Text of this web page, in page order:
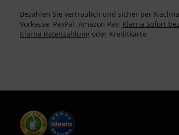
Bezahlen Sie vertraulich und sicher per
Vorkasse, PayPal, Amazon Pay, Klarna Sofort
Klarna Ratenzahlung oder Kreditkarte.